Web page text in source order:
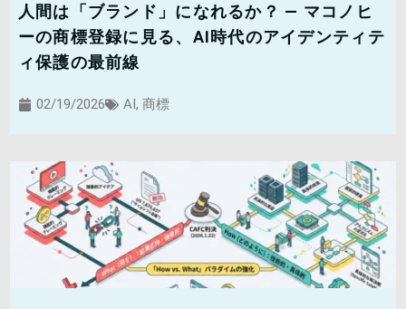
人間は「ブランド」になれるか？ — マコノヒ
ーの商標登録に見る、AI時代のアイデンティテ
ィ保護の最前線
02/19/2026 AI , 商標